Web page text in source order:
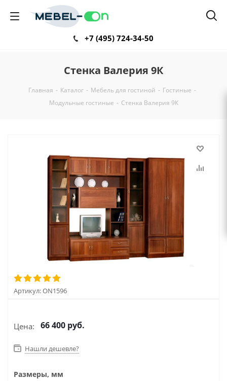
+7 (495) 724-34-50
Стенка Валерия 9К
Главная - Каталог - Мебель для гостиной - Гостиные -
Модульные гостиные - Стенка Валерия 9К
Артикул:ON1596
Цена: 66 400 руб.
Нашли дешевле?
Размеры, мм